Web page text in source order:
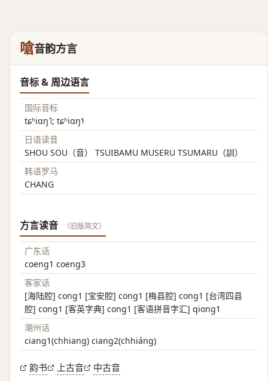
嗆音韵方言
音标 & 周边语言
国际音标
tɕʰiɑŋ˥; tɕʰiɑŋ˥˧
日语读音
SHOU SOU（音） TSUIBAMU MUSERU TSUMARU（訓）
韩语罗马
CHANG
方言读音 （旧版简文）
广东话
coeng1 coeng3
客家话
[海陆腔] cong1 [宝安腔] cong1 [梅县腔] cong1 [台湾四县
腔] cong1 [客英字典] cong1 [客语拼音字汇] qiong1
潮州话
ciang1(chhiang) ciang2(chhiáng)
韵书 上古音 中古音